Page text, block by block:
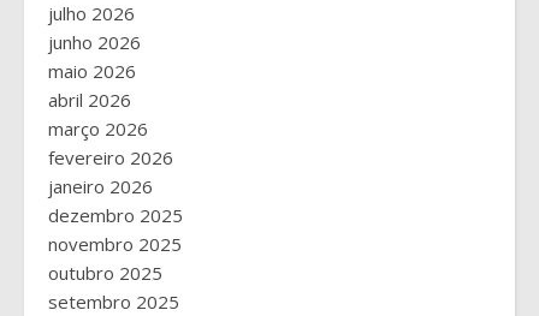
julho 2026
junho 2026
maio 2026
abril 2026
março 2026
fevereiro 2026
janeiro 2026
dezembro 2025
novembro 2025
outubro 2025
setembro 2025